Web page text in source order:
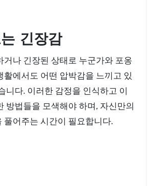
긴장감
거나 긴장된 상태로 누군가와 포옹
활에서도 어떤 압박감을 느끼고 있
니다. 이러한 감정을 인식하고 이
방법들을 모색해야 하며, 자신만의
풀어주는 시간이 필요합니다.